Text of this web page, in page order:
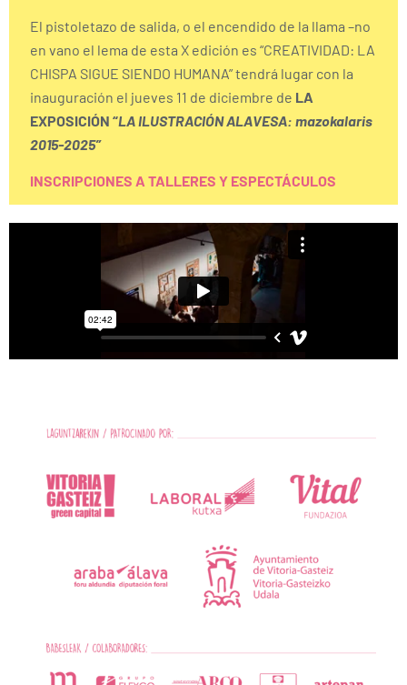
El pistoletazo de salida, o el encendido de la llama –no
en vano el lema de esta X edición es “CREATIVIDAD: LA
CHISPA SIGUE SIENDO HUMANA” tendrá lugar con la
inauguración el jueves 11 de diciembre de LA
EXPOSICIÓN “LA ILUSTRACIÓN ALAVESA: mazokalaris
2015-2025”
INSCRIPCIONES A TALLERES Y ESPECTÁCULOS